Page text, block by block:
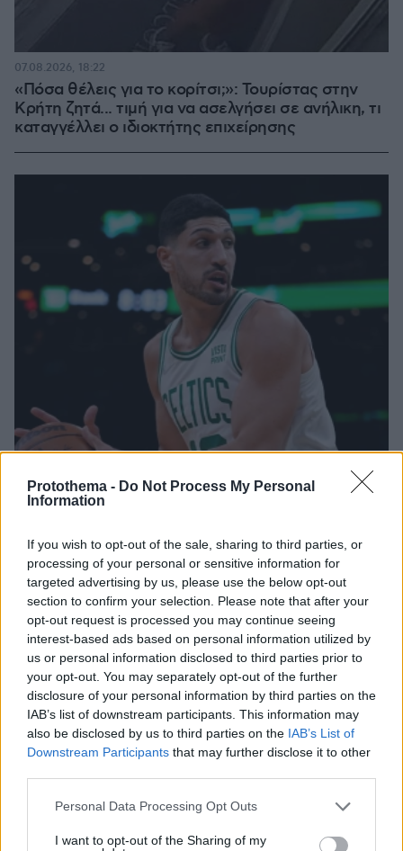
Protothema - Do Not Process My Personal
Information
If you wish to opt-out of the sale, sharing to third parties, or
processing of your personal or sensitive information for
targeted advertising by us, please use the below opt-out
section to confirm your selection. Please note that after your
opt-out request is processed you may continue seeing
interest-based ads based on personal information utilized by
us or personal information disclosed to third parties prior to
your opt-out. You may separately opt-out of the further
disclosure of your personal information by third parties on the
IAB’s list of downstream participants. This information may
also be disclosed by us to third parties on the IAB’s List of
Downstream Participants that may further disclose it to other
Please note that this website/app uses one or more Google
not limited to your visit or usage behaviour. You may click to
Personal Data Processing Opt Outs
I want to opt-out of the Sharing of my
«Πόσα θέλεις για το κορίτσι;»: Τουρίστας στην
Κρήτη ζητά... τιμή για να ασελγήσει σε ανήλικη, τι
καταγγέλλει ο ιδιοκτήτης επιχείρησης
07.08.2026, 18:22
Βάλθηκε να τρελάνει κόσμο ο Καντέρ: Ο Τούρκος
πρώην σέντερ του NBA δηλώνει ότι πληροί τα
κριτήρια... συμπερίληψης και δηλώνει υποψήφιος
να παίξει στο WNBA
07.08.2026, 23:30
Είδος υπό εξαφάνιση οι
υπερπολύτεκνοι στην Ελλάδα που
γερνάει: Τα... δύο ταψιά μεσημεριανό,
τα επιδόματα, η καθημερινότητά τους
07.08.2026, 15:59 580